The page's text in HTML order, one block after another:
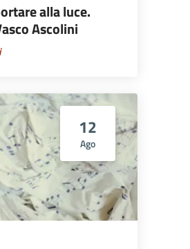
alla luce.
Ascolini
12
Ago